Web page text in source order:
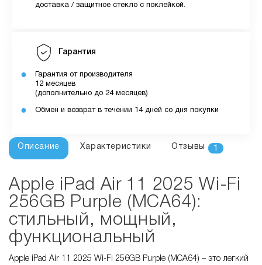
доставка / защитное стекло с поклейкой.
Гарантия
Гарантия от производителя
12 месяцев
(дополнительно до 24 месяцев)
Обмен и возврат в течении 14 дней со дня покупки
Описание Характеристики Отзывы 1
Apple iPad Air 11 2025 Wi-Fi
256GB Purple (MCA64):
стильный, мощный,
функциональный
Apple iPad Air 11 2025 Wi-Fi 256GB Purple (MCA64) – это легкий